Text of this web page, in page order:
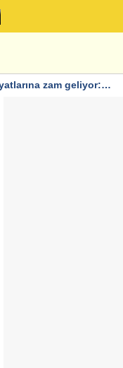
zam geliyor: